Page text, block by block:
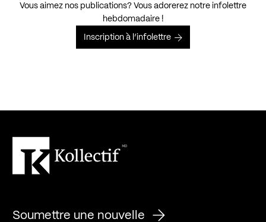
Vous aimez nos publications? Vous adorerez notre infolettre
hebdomadaire !
Inscription à l’infolettre
Soumettre une nouvelle